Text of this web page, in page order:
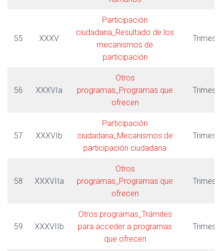
55 XXXV
Participación
ciudadana_Resultado de los
mecanismos de
participación
56 XXXVIa
Otros
programas_Programas que
ofrecen
57 XXXVIb
Participación
ciudadana_Mecanismos de
participación ciudadana
58 XXXVIIa
Otros
programas_Programas que
ofrecen
59 XXXVIIb
Otros programas_Trámites
para acceder a programas
que ofrecen